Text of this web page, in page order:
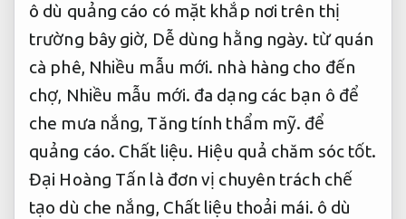
ô dù quảng cáo có mặt khắp nơi trên thị
trường bây giờ, Dễ dùng hằng ngày. từ quán
cà phê, Nhiều mẫu mới. nhà hàng cho đến
chợ, Nhiều mẫu mới. đa dạng các bạn ô để
che mưa nắng, Tăng tính thẩm mỹ. để
quảng cáo. Chất liệu. Hiệu quả chăm sóc tốt.
Đại Hoàng Tấn là đơn vị chuyên trách chế
tạo dù che nắng, Chất liệu thoải mái. ô dù